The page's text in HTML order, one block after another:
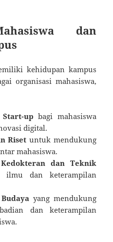
dan
kehidupan kampus
organisasi mahasiswa,
up bagi mahasiswa
digital.
Riset untuk mendukung
mahasiswa.
Kedokteran dan Teknik
ilmu dan keterampilan
yang mendukung
dan keterampilan